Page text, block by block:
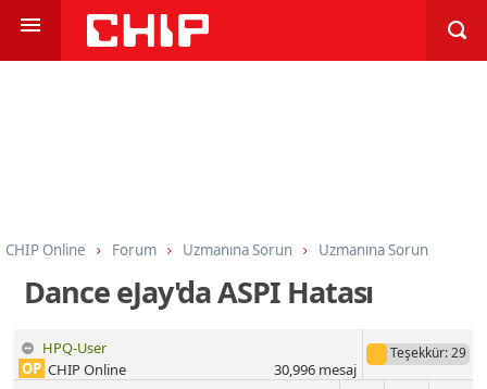
CHIP Online Forum Uzmanına Sorun Uzmanına Sorun
Dance eJay'da ASPI Hatası
HPQ-User
OP CHIP Online
Teşekkür: 29
30,996mesaj